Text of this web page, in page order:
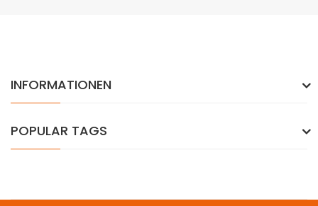
INFORMATIONEN
POPULAR TAGS